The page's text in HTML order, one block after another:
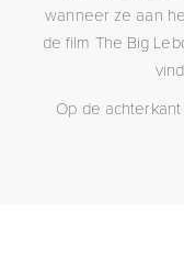
wanneer ze aan
de film The Big
Op de